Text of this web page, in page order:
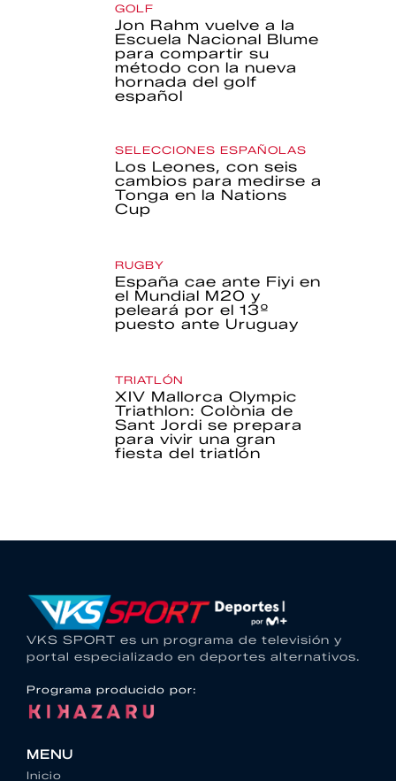
GOLF
Jon Rahm vuelve a la
Escuela Nacional Blume
para compartir su
método con la nueva
hornada del golf
español
SELECCIONES ESPAÑOLAS
Los Leones, con seis
cambios para medirse a
Tonga en la Nations
Cup
RUGBY
España cae ante Fiyi en
el Mundial M20 y
peleará por el 13º
puesto ante Uruguay
TRIATLÓN
XIV Mallorca Olympic
Triathlon: Colònia de
Sant Jordi se prepara
para vivir una gran
fiesta del triatlón
VKS SPORT es un programa de televisión y
portal especializado en deportes alternativos.
Programa producido por:
MENU
Inicio